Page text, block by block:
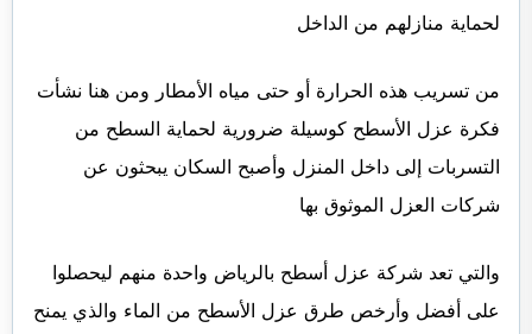
لحماية منازلهم من الداخل
من تسريب هذه الحرارة أو حتى مياه الأمطار ومن هنا نشأت
فكرة عزل الأسطح كوسيلة ضرورية لحماية السطح من
التسربات إلى داخل المنزل وأصبح السكان يبحثون عن
شركات العزل الموثوق بها
والتي تعد شركة عزل أسطح بالرياض واحدة منهم ليحصلوا
على أفضل وأرخص طرق عزل الأسطح من الماء والذي يمنح